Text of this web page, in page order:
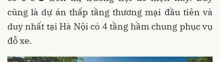
cũng là dự án thấp tầng thương mại đầu tiên và
duy nhất tại Hà Nội có 4 tầng hầm chung phục vụ
đỗ xe.